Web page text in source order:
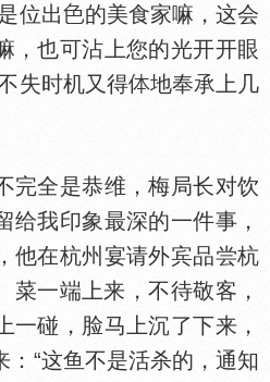
位出
的美食家嘛，这会
，也可沾上您的光开开眼
失时机又得
地奉承上几
全是恭维，梅局长对饮
给我印象最深的一件事，
他在杭州宴请外宾品尝杭
一端上来，不待敬客，
一碰，脸马上沉了下来，
“这鱼不是活杀的，通知